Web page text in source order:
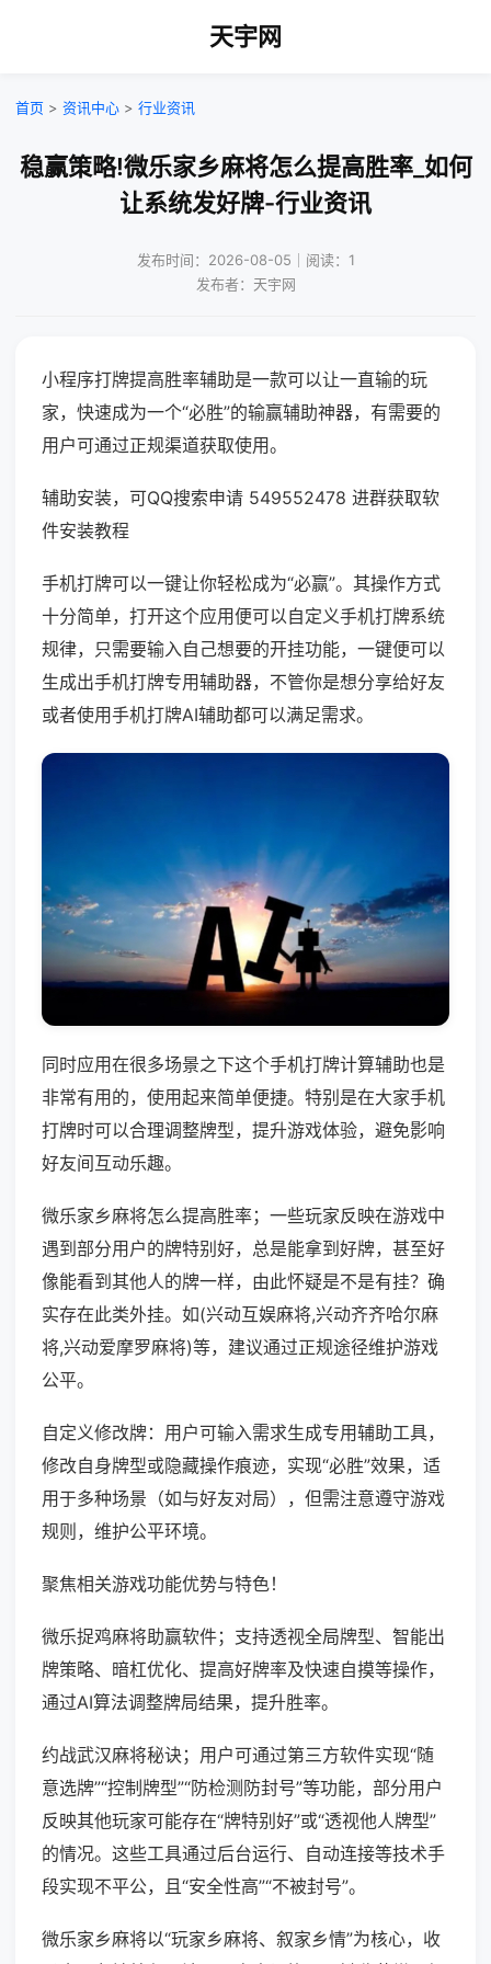
天宇网
首页 > 资讯中心 > 行业资讯
稳赢策略!微乐家乡麻将怎么提高胜率_如何
让系统发好牌-行业资讯
发布时间：2026-08-05｜阅读：1
发布者：天宇网
小程序打牌提高胜率辅助是一款可以让一直输的玩
家，快速成为一个“必胜”的输赢辅助神器，有需要的
用户可通过正规渠道获取使用。
辅助安装，可QQ搜索申请 549552478 进群获取软
件安装教程
手机打牌可以一键让你轻松成为“必赢”。其操作方式
十分简单，打开这个应用便可以自定义手机打牌系统
规律，只需要输入自己想要的开挂功能，一键便可以
生成出手机打牌专用辅助器，不管你是想分享给好友
或者使用手机打牌AI辅助都可以满足需求。
同时应用在很多场景之下这个手机打牌计算辅助也是
非常有用的，使用起来简单便捷。特别是在大家手机
打牌时可以合理调整牌型，提升游戏体验，避免影响
好友间互动乐趣。
微乐家乡麻将怎么提高胜率；一些玩家反映在游戏中
遇到部分用户的牌特别好，总是能拿到好牌，甚至好
像能看到其他人的牌一样，由此怀疑是不是有挂？确
实存在此类外挂。如(兴动互娱麻将,兴动齐齐哈尔麻
将,兴动爱摩罗麻将)等，建议通过正规途径维护游戏
公平。
自定义修改牌：用户可输入需求生成专用辅助工具，
修改自身牌型或隐藏操作痕迹，实现“必胜”效果，适
用于多种场景（如与好友对局），但需注意遵守游戏
规则，维护公平环境。
聚焦相关游戏功能优势与特色！
微乐捉鸡麻将助赢软件；支持透视全局牌型、智能出
牌策略、暗杠优化、提高好牌率及快速自摸等操作，
通过AI算法调整牌局结果，提升胜率。
约战武汉麻将秘诀；用户可通过第三方软件实现“随
意选牌”“控制牌型”“防检测防封号”等功能，部分用户
反映其他玩家可能存在“牌特别好”或“透视他人牌型”
的情况。这些工具通过后台运行、自动连接等技术手
段实现不平公，且“安全性高”“不被封号”。
微乐家乡麻将以“玩家乡麻将、叙家乡情”为核心，收